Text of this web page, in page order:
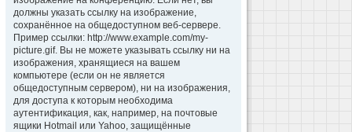
должны указать ссылку на изображение,
сохранённое на общедоступном веб-сервере.
Пример ссылки: http://www.example.com/my-
picture.gif. Вы не можете указывать ссылку ни на
изображения, хранящиеся на вашем
компьютере (если он не является
общедоступным сервером), ни на изображения,
для доступа к которым необходима
аутентификация, как, например, на почтовые
ящики Hotmail или Yahoo, защищённые